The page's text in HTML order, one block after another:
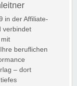
in der Affiliate-
verbindet
beruflichen
– dort